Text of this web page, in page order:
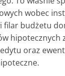
wobec
filar budżetu
hipotecznych
oraz